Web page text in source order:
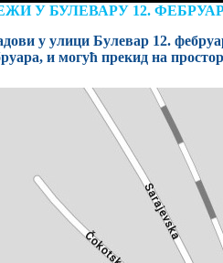
У БУЛЕВАРУ 12.
у улици Булевар 12.
и могућ прекид на